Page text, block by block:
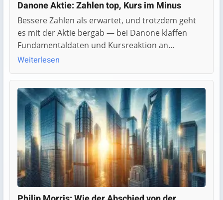
Danone Aktie: Zahlen top, Kurs im Minus
Bessere Zahlen als erwartet, und trotzdem geht
es mit der Aktie bergab — bei Danone klaffen
Fundamentaldaten und Kursreaktion an...
Weiterlesen